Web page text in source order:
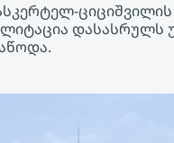
ციციშვილის